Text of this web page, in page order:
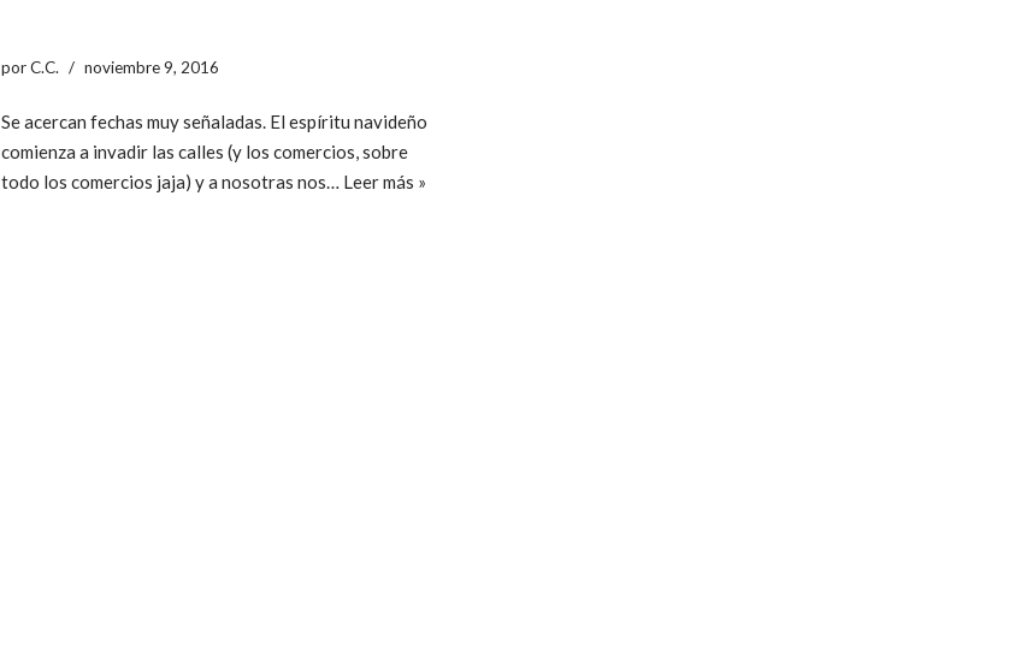
porC.C. noviembre 9, 2016
Se acercan fechas muy señaladas. El espíritu navideño
comienza a invadir las calles (y los comercios, sobre
todo los comercios jaja) y a nosotras nos… Leer más »